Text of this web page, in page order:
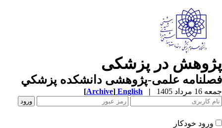
در پزشکی
علمی-پژوهشی دانشکده پزشکي
مرداد 1405 |
English
[Archive]
ورود خودکار